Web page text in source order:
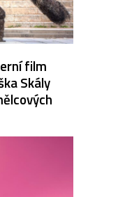
film
Skály